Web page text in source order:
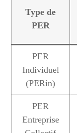
Type de
PER
PER
Individuel
(PERin)
PER
Entreprise